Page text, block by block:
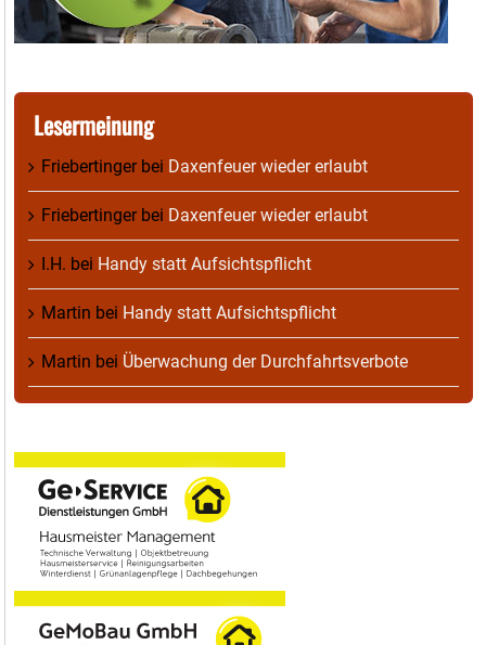
Lesermeinung
Friebertingerbei Daxenfeuer wieder erlaubt
Friebertingerbei Daxenfeuer wieder erlaubt
I.H. bei Handy statt Aufsichtspflicht
Martin bei Handy statt Aufsichtspflicht
Martin bei Überwachung der Durchfahrtsverbote